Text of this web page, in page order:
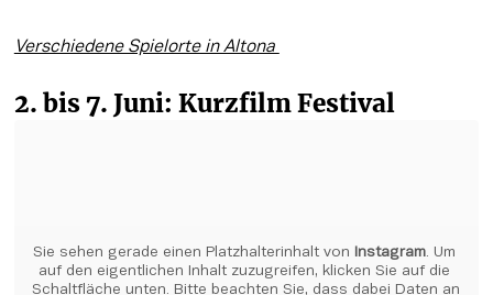
Verschiedene Spielorte in Altona
2. bis 7. Juni: Kurzfilm Festival
Sie sehen gerade einen Platzhalterinhalt von Instagram. Um
auf den eigentlichen Inhalt zuzugreifen, klicken Sie auf die
Schaltfläche unten. Bitte beachten Sie, dass dabei Daten an